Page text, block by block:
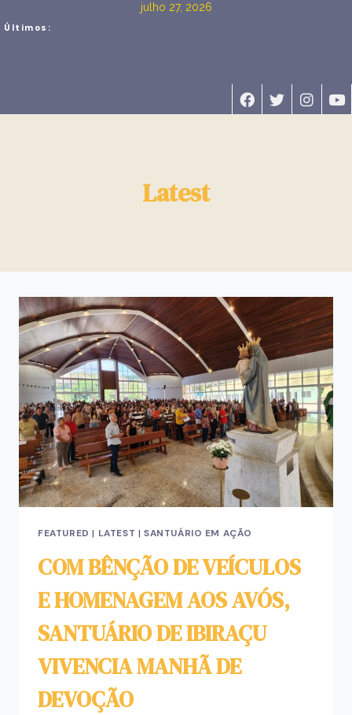
julho 27, 2026
Últimos:
Latest
FEATURED | LATEST | SANTUÁRIO EM AÇÃO
COM BÊNÇÃO DE VEÍCULOS
E HOMENAGEM AOS AVÓS,
SANTUÁRIO DE IBIRAÇU
VIVENCIA MANHÃ DE
DEVOÇÃO